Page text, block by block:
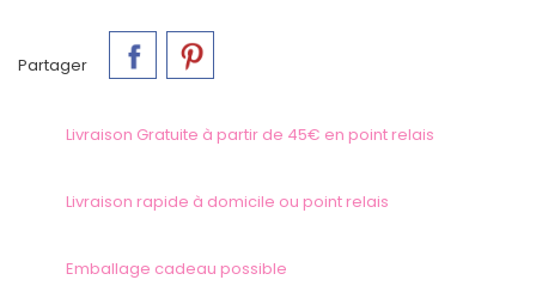
Partager
Livraison Gratuite à partir de 45€ en point relais
Livraison rapide à domicile ou point relais
Emballage cadeau possible